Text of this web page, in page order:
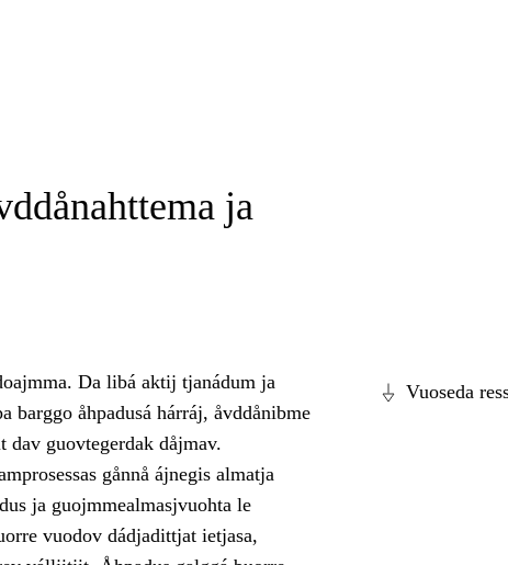
ja
Vuoseda
Da libá aktij tjanádum ja
barggo åhpadusá hárráj, åvddånibme
guovtegerdak dåjmav.
gånnå ájnegis almatja
ja guojmmealmasjvuohta le
vuodov dádjadittjat ietjasa,